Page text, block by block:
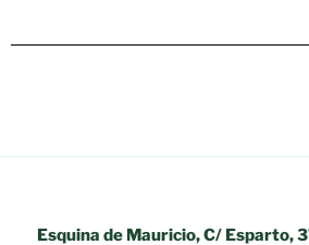
Esquina de Mauricio, C/ Esparto,